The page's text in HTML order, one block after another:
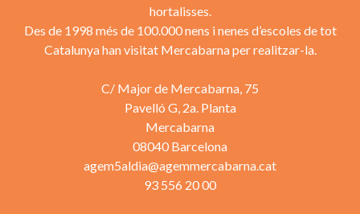
hortalisses.
Des de 1998 més de 100.000 nens i nenes d’escoles de tot
Catalunya han visitat Mercabarna per realitzar-la.
C/ Major de Mercabarna, 75
Pavelló G, 2a. Planta
Mercabarna
08040 Barcelona
agem5aldia@agemmercabarna.cat
93 556 20 00